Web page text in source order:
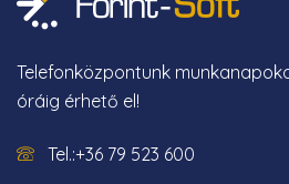
Telefonközpontunk
óráig érhető el!
Tel.:+36 79 523 600